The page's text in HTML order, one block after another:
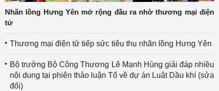
Nhãn lồng Hưng Yên mở rộng đầu ra nhờ thương mại điện
tử
Thương mại điện tử tiếp sức tiêu thụ nhãn lồng Hưng Yên
Bộ trưởng Bộ Công Thương Lê Mạnh Hùng giải đáp nhiều
nội dung tại phiên thảo luận Tổ về dự án Luật Dầu khí (sửa
đổi)